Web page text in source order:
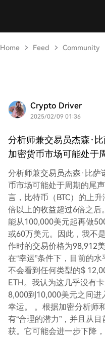
Home Feed Community
Crypto Driver
2025/02/09 01:36
分析师兼交易员杰森·
加密货币市场可能处于
分析师兼交易员杰森·比萨
币市场可能处于周期的尾
言，比特币（BTC）的上
倍以上的收益超过6倍之
能从100,000美元起再做
或60万美元。因此，我不
作时的交易价格为98,912
在“幸运”条件下，目前的
不会看到任何类型的$
ETH。我认为这几乎没有
8,000到10,000美元之间进
幸运。 。根据加密分析师
有“合理的潜力”，并且从
获。它可能会进一步下降